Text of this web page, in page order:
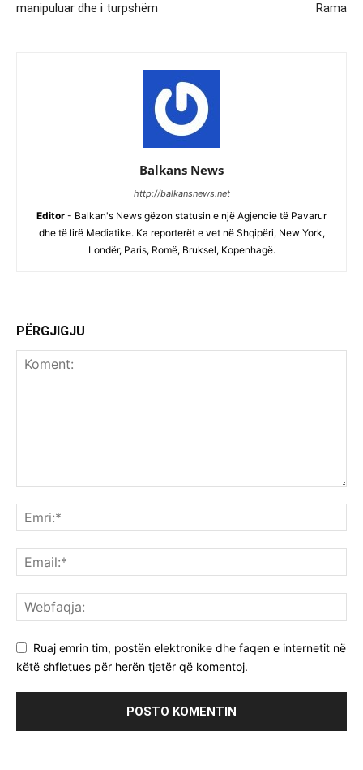
manipuluar dhe i turpshëm
Rama
Balkans News
http://balkansnews.net
Editor - Balkan's News gëzon statusin e një Agjencie të Pavarur
dhe të lirë Mediatike. Ka reporterët e vet në Shqipëri, New York,
Londër, Paris, Romë, Bruksel, Kopenhagë.
PËRGJIGJU
Ruaj emrin tim, postën elektronike dhe faqen e internetit në
këtë shfletues për herën tjetër që komentoj.